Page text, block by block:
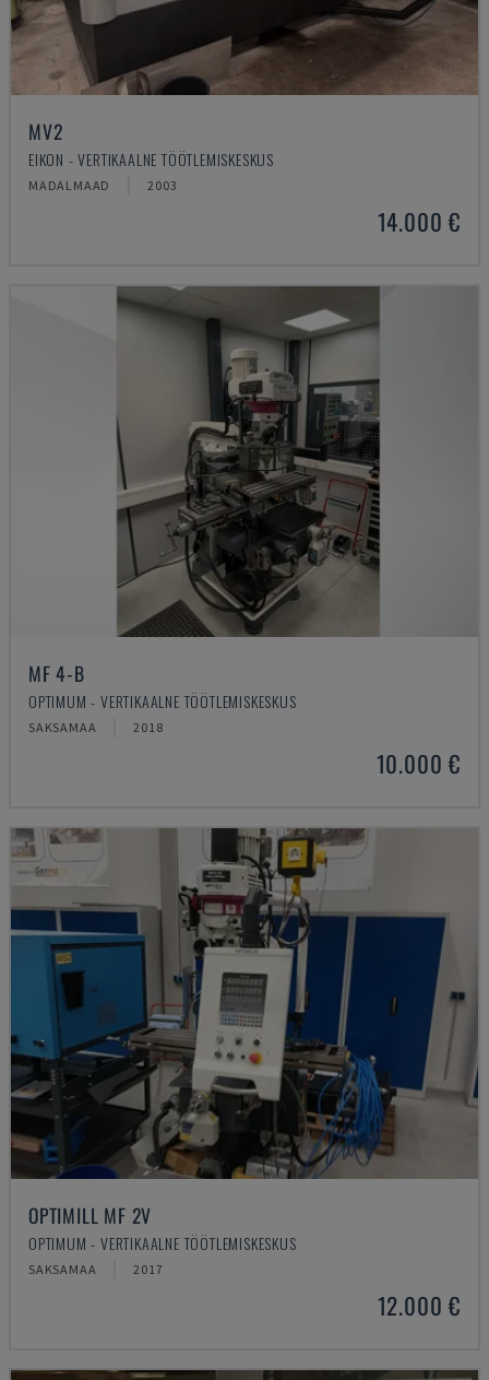
MV2
EIKON - VERTIKAALNE TÖÖTLEMISKESKUS
MADALMAAD 2003
14.000 €
MF 4-B
OPTIMUM - VERTIKAALNE TÖÖTLEMISKESKUS
SAKSAMAA 2018
10.000 €
OPTIMILL MF 2V
OPTIMUM - VERTIKAALNE TÖÖTLEMISKESKUS
SAKSAMAA 2017
12.000 €